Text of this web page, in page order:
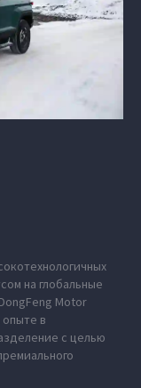
на глобальные
Motor
в
с целью